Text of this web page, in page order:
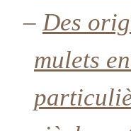
–Des
mulets